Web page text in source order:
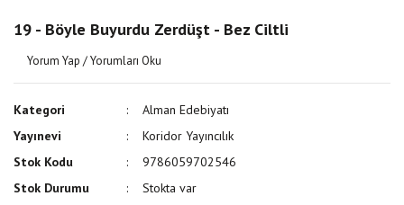
19 - Böyle Buyurdu Zerdüşt - Bez Ciltli
Yorum Yap / Yorumları Oku
Kategori
Alman Edebiyatı
Yayınevi
Koridor Yayıncılık
Stok Kodu
9786059702546
Stok Durumu
Stokta var